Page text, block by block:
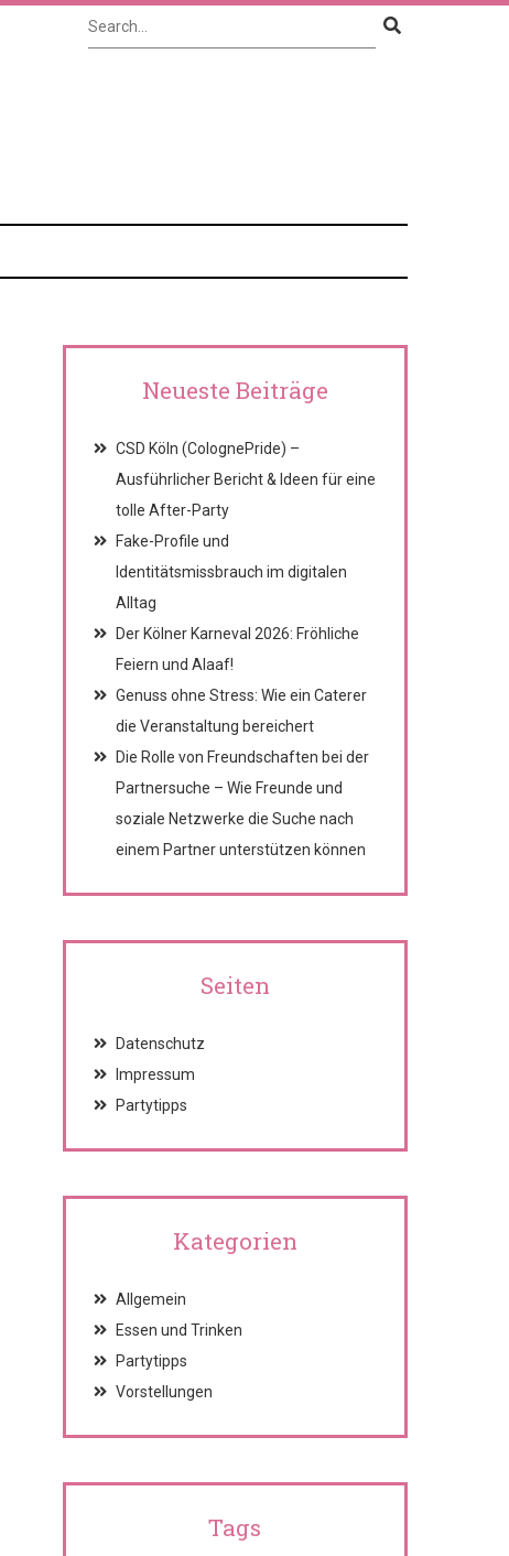
Neueste Beiträge
CSD Köln (ColognePride) –
Ausführlicher Bericht & Ideen für eine
tolle After-Party
Fake-Profile und
Identitätsmissbrauch im digitalen
Alltag
Der Kölner Karneval 2026: Fröhliche
Feiern und Alaaf!
Genuss ohne Stress: Wie ein Caterer
die Veranstaltung bereichert
Die Rolle von Freundschaften bei der
Partnersuche – Wie Freunde und
soziale Netzwerke die Suche nach
einem Partner unterstützen können
Seiten
Datenschutz
Impressum
Partytipps
Kategorien
Allgemein
Essen und Trinken
Partytipps
Vorstellungen
Tags